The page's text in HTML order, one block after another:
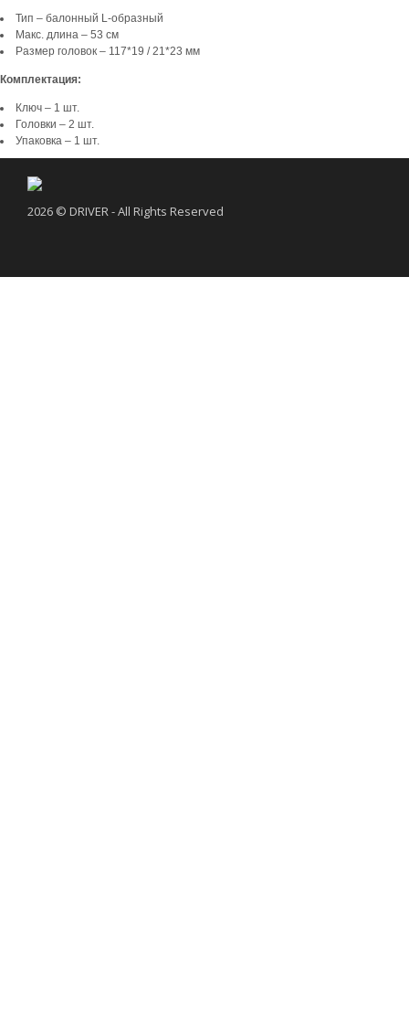
Тип – балонный L-образный
Макс. длина – 53 см
Размер головок – 117*19 / 21*23 мм
Комплектация:
Ключ – 1 шт.
Головки – 2 шт.
Упаковка – 1 шт.
2026 © DRIVER - All Rights Reserved